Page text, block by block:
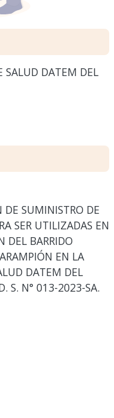
SALUD DATEM DEL
DE SUMINISTRO DE
SER UTILIZADAS EN
DEL BARRIDO
EN LA
DATEM DEL
S. N° 013-2023-SA.